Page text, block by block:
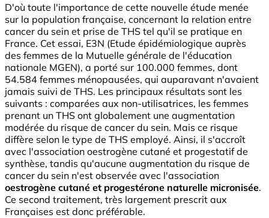
D'où toute l'importance de cette nouvelle étude menée
sur la population française, concernant la relation entre
cancer du sein et prise de THS tel qu'il se pratique en
France. Cet essai, E3N (Etude épidémiologique auprès
des femmes de la Mutuelle générale de l'éducation
nationale MGEN), a porté sur 100.000 femmes, dont
54.584 femmes ménopausées, qui auparavant n'avaient
jamais suivi de THS. Les principaux résultats sont les
suivants : comparées aux non-utilisatrices, les femmes
prenant un THS ont globalement une augmentation
modérée du risque de cancer du sein. Mais ce risque
diffère selon le type de THS employé. Ainsi, il s'accroît
avec l'association oestrogène cutané et progestatif de
synthèse, tandis qu'aucune augmentation du risque de
cancer du sein n'est observée avec l'association
oestrogène cutané et progestérone naturelle micronisée.
Ce second traitement, très largement prescrit aux
Françaises est donc préférable.